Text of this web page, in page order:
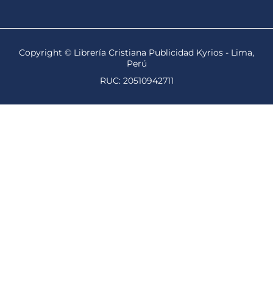
Copyright © Librería Cristiana Publicidad Kyrios - Lima,
Perú
RUC: 20510942711